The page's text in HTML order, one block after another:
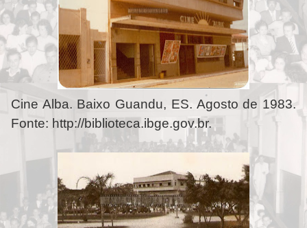
Cine Alba. Baixo Guandu, ES. Agosto de 1983.
Fonte: http://biblioteca.ibge.gov.br.